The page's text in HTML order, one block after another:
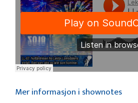
Mer informasjon i shownotes